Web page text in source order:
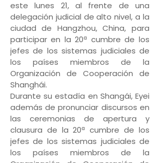
este lunes 21, al frente de una
delegación judicial de alto nivel, a la
ciudad de Hangzhou, China, para
participar en la 20ª cumbre de los
jefes de los sistemas judiciales de
los países miembros de la
Organización de Cooperación de
Shanghái.
Durante su estadía en Shangái, Eyei
además de pronunciar discursos en
las ceremonias de apertura y
clausura de la 20ª cumbre de los
jefes de los sistemas judiciales de
los países miembros de la